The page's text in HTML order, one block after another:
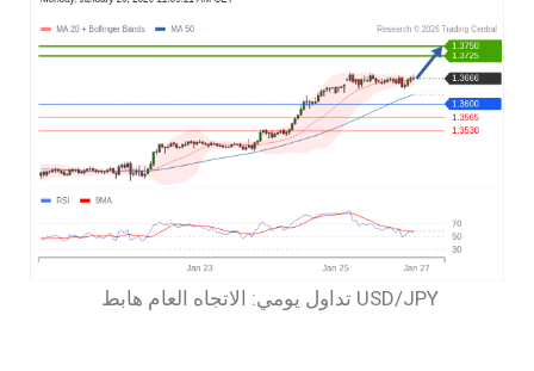
‏USD/JPY تداول يومي: الاتجاه العام هابط